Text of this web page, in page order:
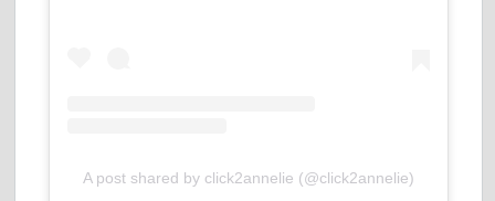
A post shared by click2annelie (@click2annelie)